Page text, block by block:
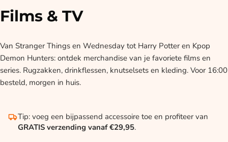
Films & TV
Van Stranger Things en Wednesday tot Harry Potter en Kpop
Demon Hunters: ontdek merchandise van je favoriete films en
series. Rugzakken, drinkflessen, knutselsets en kleding. Voor 16:00
besteld, morgen in huis.
Tip: voeg een bijpassend accessoire toe en profiteer van
GRATIS verzending vanaf €29,95.